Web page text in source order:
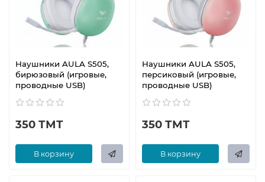
Наушники AULA S505,
бирюзовый (игровые,
проводные USB)
350 ТМТ
В корзину
Наушники AULA S505,
персиковый (игровые,
проводные USB)
350 ТМТ
В корзину